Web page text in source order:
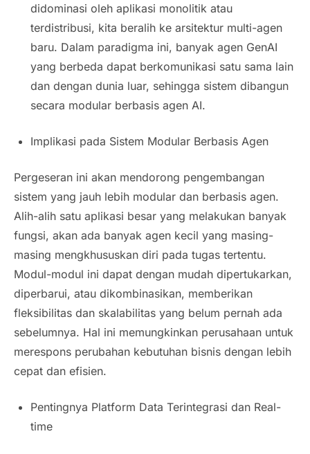
didominasi oleh aplikasi monolitik atau
terdistribusi, kita beralih ke arsitektur multi-agen
baru. Dalam paradigma ini, banyak agen GenAI
yang berbeda dapat berkomunikasi satu sama lain
dan dengan dunia luar, sehingga sistem dibangun
secara modular berbasis agen AI.
Implikasi pada Sistem Modular Berbasis Agen
Pergeseran ini akan mendorong pengembangan
sistem yang jauh lebih modular dan berbasis agen.
Alih-alih satu aplikasi besar yang melakukan banyak
fungsi, akan ada banyak agen kecil yang masing-
masing mengkhususkan diri pada tugas tertentu.
Modul-modul ini dapat dengan mudah dipertukarkan,
diperbarui, atau dikombinasikan, memberikan
fleksibilitas dan skalabilitas yang belum pernah ada
sebelumnya. Hal ini memungkinkan perusahaan untuk
merespons perubahan kebutuhan bisnis dengan lebih
cepat dan efisien.
Pentingnya Platform Data Terintegrasi dan Real-
time